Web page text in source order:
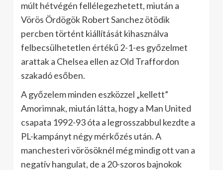
múlt hétvégén fellélegezhetett, miután a
Vörös Ördögök Robert Sanchez ötödik
percben történt kiállítását kihasználva
felbecsülhetetlen értékű 2-1-es győzelmet
arattak a Chelsea ellen az Old Traffordon
szakadó esőben.
A győzelem minden eszközzel „kellett”
Amorimnak, miután látta, hogy a Man United
csapata 1992-93 óta a legrosszabbul kezdte a
PL-kampányt négy mérkőzés után. A
manchesteri vörösöknél még mindig ott van a
negatív hangulat, de a 20-szoros bajnokok